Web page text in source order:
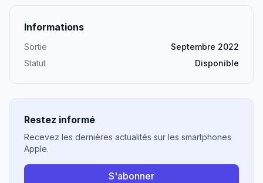
Informations
Sortie
Septembre 2022
Statut
Disponible
Restez informé
Recevez les dernières actualités sur les smartphones
Apple.
S'abonner